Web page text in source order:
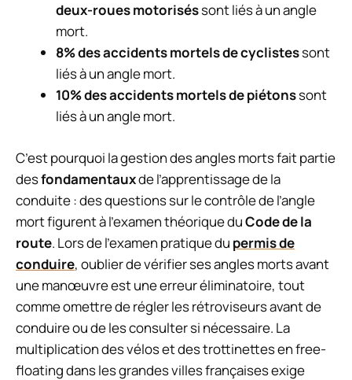
deux-roues motoriséssont liés à un angle
mort.
8% des accidents mortels de cyclistessont
liés à un angle mort.
10% des accidents mortels de piétonssont
liés à un angle mort.
C’est pourquoi la gestion des angles morts fait partie
desfondamentauxde l’apprentissage de la
conduite : des questions sur le contrôle de l’angle
mort figurent à l’examen théorique duCode de la
route. Lors de l’examen pratique du permis de
conduire, oublier de vérifier ses angles morts avant
une manœuvre est une erreur éliminatoire, tout
comme omettre de régler les rétroviseurs avant de
conduire ou de les consulter si nécessaire. La
multiplication des vélos et des trottinettes en free-
floating dans les grandes villes françaises exige